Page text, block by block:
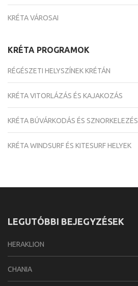
KRÉTA VÁROSAI
KRÉTA PROGRAMOK
RÉGÉSZETI HELYSZÍNEK KRÉTÁN
KRÉTA VITORLÁZÁS ÉS KAJAKOZÁS
KRÉTA BÚVÁRKODÁS ÉS SZNORKELEZÉS
KRÉTA WINDSURF ÉS KITESURF HELYEK
LEGUTÓBBI BEJEGYZÉSEK
HERAKLION
CHANIA